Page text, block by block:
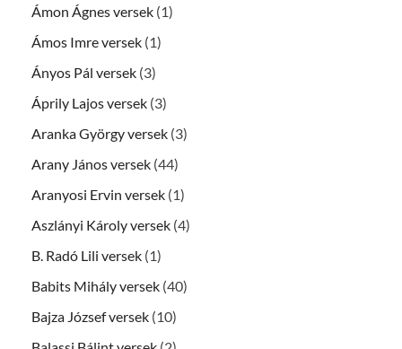
Ámon Ágnes versek (1)
Ámos Imre versek (1)
Ányos Pál versek (3)
Áprily Lajos versek (3)
Aranka György versek (3)
Arany János versek (44)
Aranyosi Ervin versek (1)
Aszlányi Károly versek (4)
B. Radó Lili versek (1)
Babits Mihály versek (40)
Bajza József versek (10)